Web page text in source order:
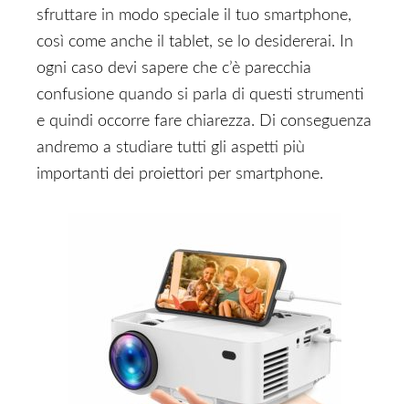
sfruttare in modo speciale il tuo smartphone,
così come anche il tablet, se lo desidererai. In
ogni caso devi sapere che c’è parecchia
confusione quando si parla di questi strumenti
e quindi occorre fare chiarezza. Di conseguenza
andremo a studiare tutti gli aspetti più
importanti dei proiettori per smartphone.